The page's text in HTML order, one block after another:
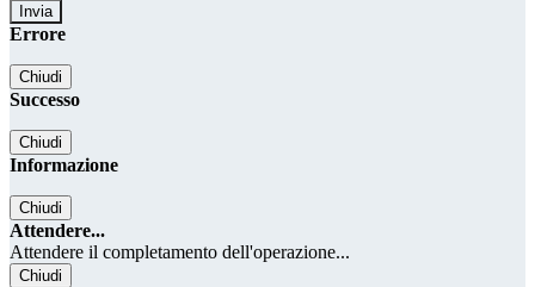
Errore
Chiudi
Successo
Chiudi
Informazione
Chiudi
Attendere...
Attendere il completamento dell'operazione...
Chiudi